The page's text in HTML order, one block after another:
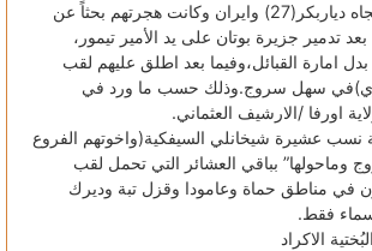
هاجر من الجزيرة باتجاه دياربكر(27) وايران وكانت هجرتهم بحثاً عن
تدمير جزيرة بوتان على يد الأمير تيمور،
امارة القبائل،وفيما بعد اطلق عليهم لقب
سهل سروج.وذلك حسب ما ورد في
اورفا /الارشيف العثماني.
نسب عشيرة شيخانلي السيفكية(واخوتهم الفروع
وماحولها” بباقي العشائر التي تحمل لقب
في مناطق حماة وعامودا وقزل تبة وديرك
الاكراد